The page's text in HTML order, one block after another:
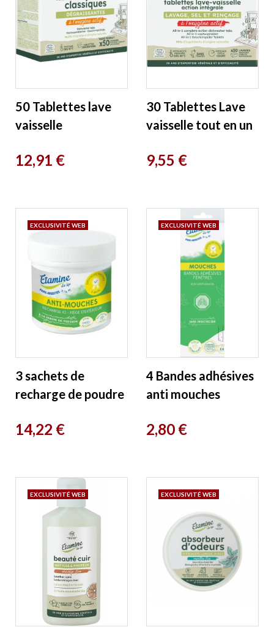
50 Tablettes lave
vaisselle
l'oxygène actif
Prix
12,91 €
30 Tablettes Lave
vaisselle tout en un
Prix
9,55 €
3 sachets de
recharge de poudre
pare insectes
Prix
14,22 €
EXCLUSIVITÉ WEB
4 Bandes adhésives
anti mouches
du Lys
Prix
2,80 €
EXCLUSIVITÉ WEB
EXCLUSIVITÉ WEB EXCLUSIVITÉ WEB